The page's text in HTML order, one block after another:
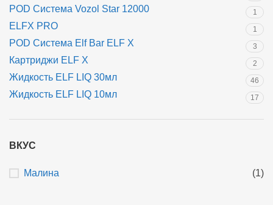
POD Система Vozol Star 12000 1
ELFX PRO 1
POD Система Elf Bar ELF X 3
Картриджи ELF X 2
Жидкость ELF LIQ 30мл 46
Жидкость ELF LIQ 10мл 17
ВКУС
Малина (1)